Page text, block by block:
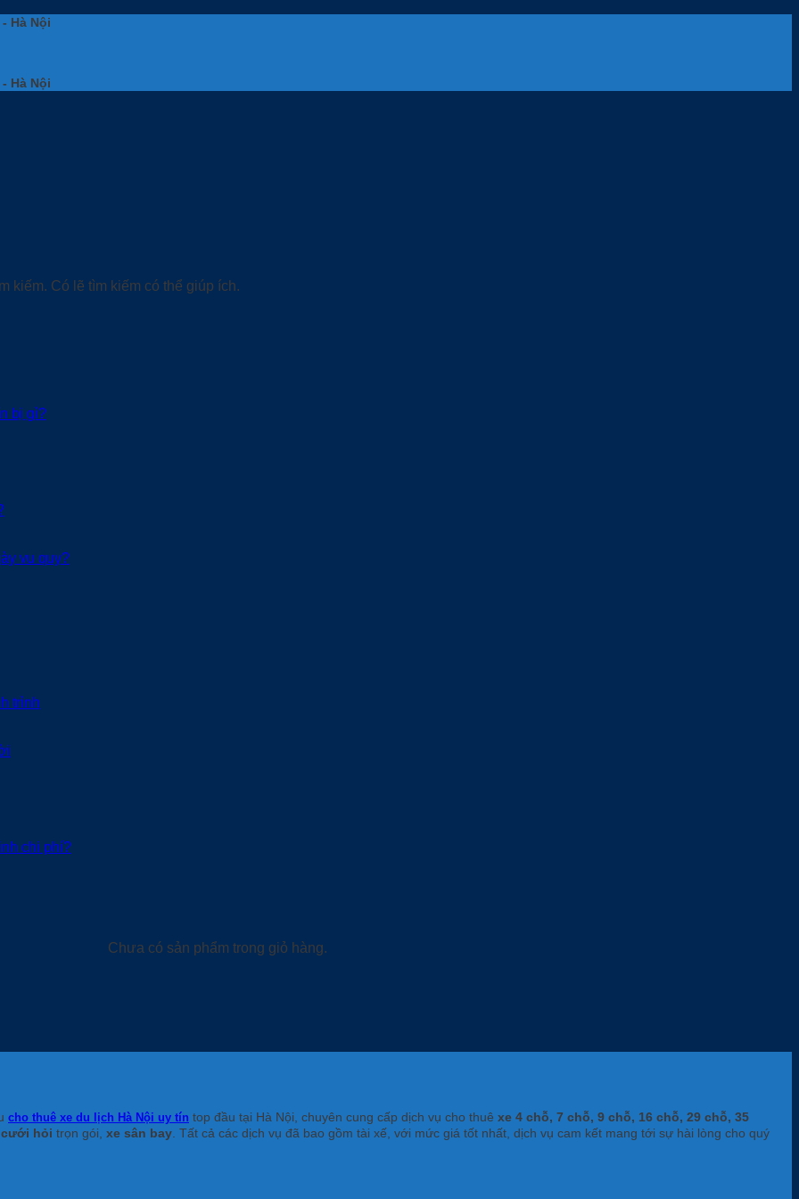
Hà Nội
Hà Nội
Chưa có sản phẩm trong giỏ hàng.
kiếm. Có lẽ tìm kiếm có thể giúp ích.
bị gì?
vu quy?
trình
chi phí?
cho thuê xe du lịch Hà Nội uy tín top đầu tại Hà Nội, chuyên cung cấp dịch vụ cho thuê xe 4 chỗ, 7 chỗ, 9 chỗ, 16 chỗ, 29 chỗ, 35
hỏi trọn gói, xe sân bay . Tất cả các dịch vụ đã bao gồm tài xế, với mức giá tốt nhất, dịch vụ cam kết mang tới sự hài lòng cho quý